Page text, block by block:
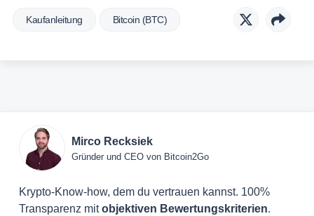
Kaufanleitung Bitcoin (BTC)
Mirco Recksiek
Gründer und CEO von Bitcoin2Go
Krypto-Know-how, dem du vertrauen kannst. 100%
Transparenz mitobjektiven Bewertungskriterien.